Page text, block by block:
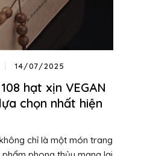
14/07/2025
hạt xịn VEGAN
chọn nhất hiện
chỉ là một món trang